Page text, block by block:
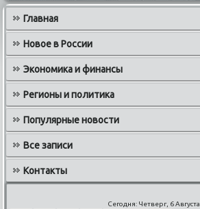
Главная
Новое в России
Экономика и финансы
Регионы и политика
Популярные новости
Все записи
Контакты
Сегодня: Четверг, 6 Августа